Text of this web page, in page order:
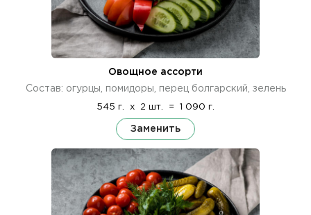
Овощное ассорти
Состав: огурцы, помидоры, перец болгарский, зелень
545 г. x 2 шт. = 1 090 г.
Заменить